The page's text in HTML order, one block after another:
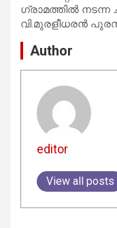
ഗ്രാമത്തില്‍ നടന്ന
വി.മുരളീധരന്‍
Author
editor
View all posts